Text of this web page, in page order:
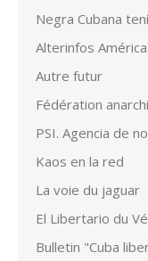
Negra Cubana
Alterinfos
Autre futur
Fédération
PSI. Agencia de
Kaos en la red
La voie du jaguar
El Libertario du
Bulletin "Cuba